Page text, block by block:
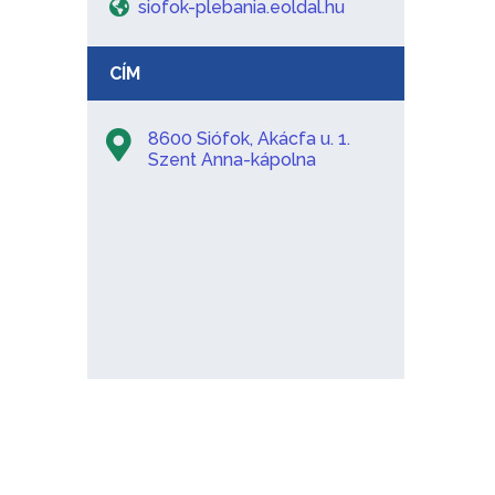
siofok-plebania.eoldal.hu
CÍM
8600 Siófok, Akácfa u. 1.
Szent Anna-kápolna